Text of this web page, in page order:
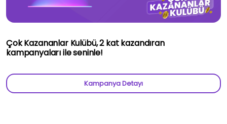
Çok Kazananlar Kulübü, 2 kat kazandıran
kampanyaları ile seninle!
Kampanya Detayı